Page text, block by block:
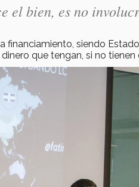
el bien, es no
siendo
que tengan, si no tienen